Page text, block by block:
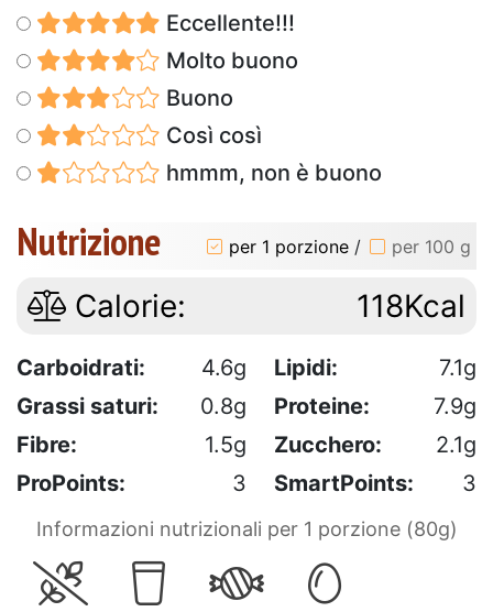
Eccellente!!!
Molto buono
Buono
Così così
hmmm, non è buono
Nutrizione per 1 porzione / per 100 g
Calorie: 118Kcal
Carboidrati: 4.6g Lipidi:
7.1g
Grassi saturi:
0.8g Proteine:
7.9g
Fibre:
1.5g Zucchero:
2.1g
ProPoints:
3 SmartPoints: 3
Informazioni nutrizionali per 1 porzione (80g)